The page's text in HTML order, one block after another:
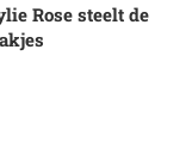
Rose steelt de